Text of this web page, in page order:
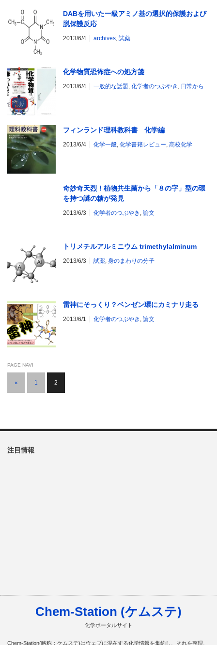
DABを用いた一級アミノ基の選択的保護および
脱保護反応
2013/6/4 archives 試薬
化学物質恐怖症への処方箋
2013/6/4 一般的な話題 化学者のつぶやき 日常から
フィンランド理科教科書 化学編
2013/6/4 化学一般 化学書籍レビュー 高校化学
奇妙奇天烈！植物共生菌から「８の字」型の環
を持つ謎の糖が発見
2013/6/3 化学者のつぶやき 論文
トリメチルアルミニウム trimethylalminum
2013/6/3 試薬 身のまわりの分子
雷神にそっくり？ベンゼン環にカミナリ走る
2013/6/1 化学者のつぶやき 論文
PAGE NAVI
« 1 2
注目情報
Chem-Station (ケムステ)
化学ポータルサイト
Chem-Station(略称：ケムステ)はウェブに混在する化学情報を集約し、それを整理、